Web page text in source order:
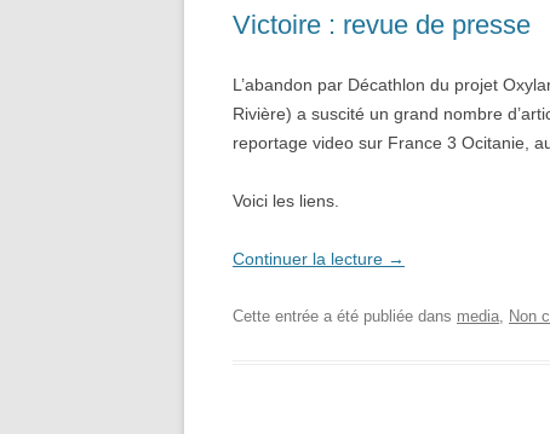
Victoire : revue de presse
L’abandon par Décathlon du projet
Rivière) a suscité un grand nombre
reportage video sur France 3 Ocitanie,
Voici les liens.
Continuer la lecture →
Cette entrée a été publiée dans media, Non